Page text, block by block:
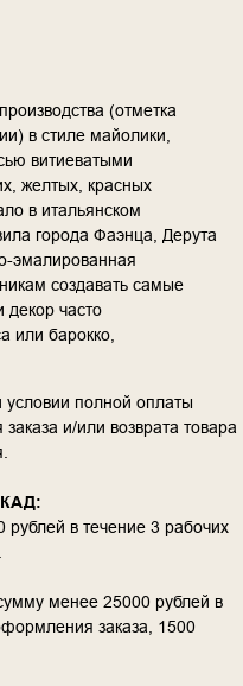
(отметка
в стиле майолики,
витиеватыми
желтых, красных
в итальянском
города Фаэнца, Дерута
эмалированная
создавать самые
декор часто
или барокко,
условии полной оплаты
и/или возврата товара
в течение 3 рабочих
менее 25000 рублей в
заказа, 1500